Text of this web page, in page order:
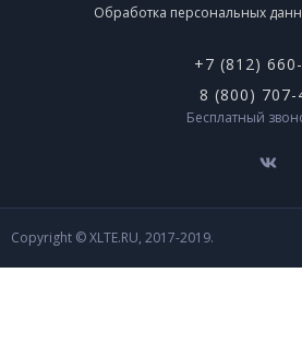
Обработка персональных
+7 (812)
8 (800) 707-
Бесплатный
Copyright © XLTE.RU, 2017-2019.